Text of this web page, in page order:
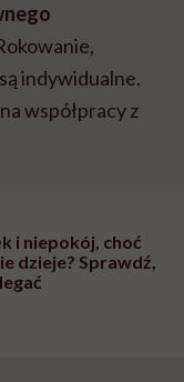
indywidualne.
współpracy z
i niepokój, choć
dzieje? Sprawdź,